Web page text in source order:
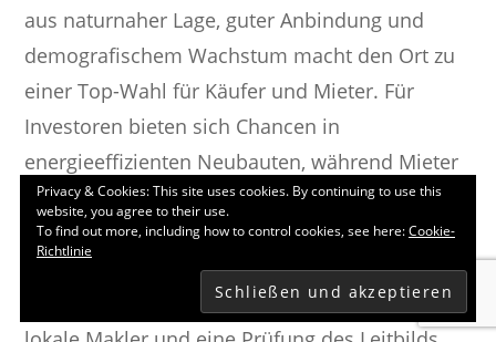
aus naturnaher Lage, guter Anbindung und
demografischem Wachstum macht den Ort zu
einer Top-Wahl für Käufer und Mieter. Für
Investoren bieten sich Chancen in
energieeffizienten Neubauten, während Mieter
auf steigende Kosten achten sollten. Potenzielle
Käufer profitieren von der aktuellen
Stabilisierung, um langfristig von der Nähe zu
München zu partizipieren. Eine Beratung durch
Privacy & Cookies: This site uses cookies. By continuing to use this
website, you agree to their use.
To find out more, including how to control cookies, see here:Cookie-
Richtlinie